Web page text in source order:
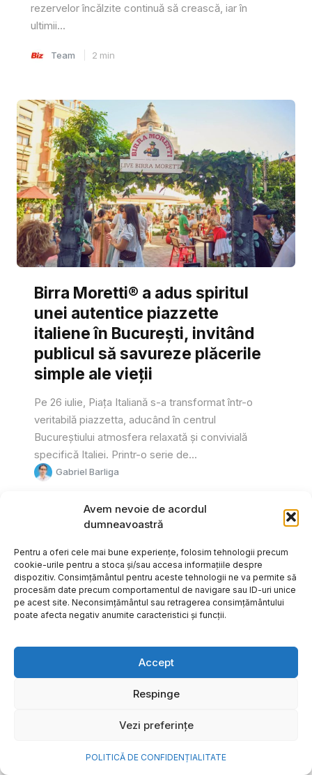
Avem nevoie de acordul
dumneavoastră
Pentru a oferi cele mai bune experiențe, folosim tehnologii precum
cookie-urile pentru a stoca și/sau accesa informațiile despre
dispozitiv. Consimțământul pentru aceste tehnologii ne va permite să
procesăm date precum comportamentul de navigare sau ID-uri unice
pe acest site. Neconsimțământul sau retragerea consimțământului
poate afecta negativ anumite caracteristici și funcții.
Accept
Respinge
Vezi preferințe
POLITICĂ DE CONFIDENȚIALITATE
rezervelor încălzite continuă să crească, iar în
ultimii...
Team 2 min
Birra Moretti® a adus spiritul
unei autentice piazzette
italiene în București, invitând
publicul să savureze plăcerile
simple ale vieții
Pe 26 iulie, Piața Italiană s-a transformat într-o
veritabilă piazzetta, aducând în centrul
Bucureștiului atmosfera relaxată și convivială
specifică Italiei. Printr-o serie de...
Gabriel Barliga
frumoase amintiri ale verii într-
o bijuterie Pandora pe care o